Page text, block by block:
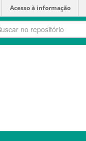
Acesso à informação